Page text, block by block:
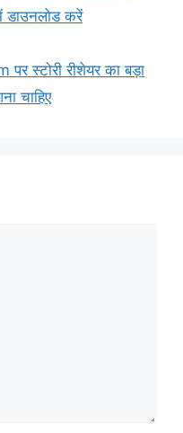
करें
स्टोरी रीशेयर का बड़ा
चाहिए